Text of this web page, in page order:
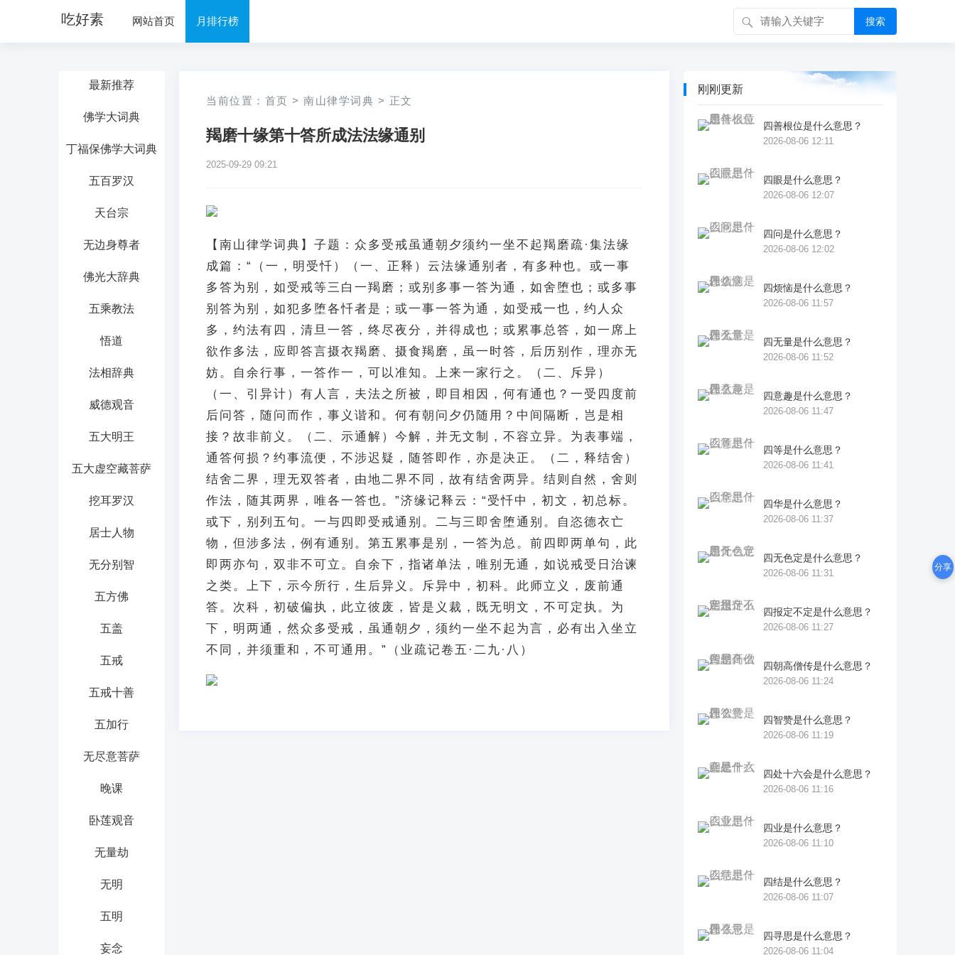
吃好素 网站首页 月排行榜 搜索
最新推荐
佛学大词典
丁福保佛学大词典
五百罗汉
天台宗
无边身尊者
佛光大辞典
五乘教法
悟道
法相辞典
威德观音
五大明王
五大虚空藏菩萨
挖耳罗汉
居士人物
无分别智
五方佛
五盖
五戒
五戒十善
五加行
无尽意菩萨
晚课
卧莲观音
无量劫
无明
五明
妄念
当前位置： 首页 > 南山律学词典 > 正文
羯磨十缘第十答所成法法缘通别
2025-09-29 09:21
【南山律学词典】子题：众多受戒虽通朝夕须约一坐不起羯磨疏·集法缘
成篇：“（一，明受忏）（一、正释）云法缘通别者，有多种也。或一事
多答为别，如受戒等三白一羯磨；或别多事一答为通，如舍堕也；或多事
别答为别，如犯多堕各忏者是；或一事一答为通，如受戒一也，约人众
多，约法有四，清旦一答，终尽夜分，并得成也；或累事总答，如一席上
欲作多法，应即答言摄衣羯磨、摄食羯磨，虽一时答，后历别作，理亦无
妨。自余行事，一答作一，可以准知。上来一家行之。（二、斥异）
（一、引异计）有人言，夫法之所被，即目相因，何有通也？一受四度前
后问答，随问而作，事义谐和。何有朝问夕仍随用？中间隔断，岂是相
接？故非前义。（二、示通解）今解，并无文制，不容立异。为表事端，
通答何损？约事流便，不涉迟疑，随答即作，亦是决正。（二，释结舍）
结舍二界，理无双答者，由地二界不同，故有结舍两异。结则自然，舍则
作法，随其两界，唯各一答也。”济缘记释云：“受忏中，初文，初总标。
或下，别列五句。一与四即受戒通别。二与三即舍堕通别。自恣德衣亡
物，但涉多法，例有通别。第五累事是别，一答为总。前四即两单句，此
即两亦句，双非不可立。自余下，指诸单法，唯别无通，如说戒受日治谏
之类。上下，示今所行，生后异义。斥异中，初科。此师立义，废前通
答。次科，初破偏执，此立彼废，皆是义裁，既无明文，不可定执。为
下，明两通，然众多受戒，虽通朝夕，须约一坐不起为言，必有出入坐立
不同，并须重和，不可通用。”（业疏记卷五·二九·八）
刚刚更新
四善根位是什么意思？
2026-08-06 12:11
四眼是什么意思？
2026-08-06 12:07
四问是什么意思？
2026-08-06 12:02
四烦恼是什么意思？
2026-08-06 11:57
四无量是什么意思？
2026-08-06 11:52
四意趣是什么意思？
2026-08-06 11:47
四等是什么意思？
2026-08-06 11:41
四华是什么意思？
2026-08-06 11:37
四无色定是什么意思？
2026-08-06 11:31
四报定不定是什么意思？
2026-08-06 11:27
四朝高僧传是什么意思？
2026-08-06 11:24
四智赞是什么意思？
2026-08-06 11:19
四处十六会是什么意思？
2026-08-06 11:16
四业是什么意思？
2026-08-06 11:10
四结是什么意思？
2026-08-06 11:07
四寻思是什么意思？
2026-08-06 11:04
分享